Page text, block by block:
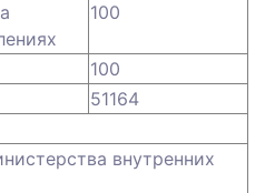
100
100
51164
внутренних